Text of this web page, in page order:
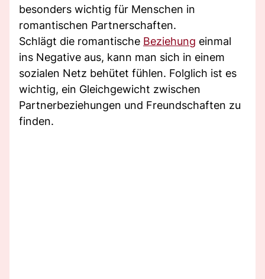
besonders wichtig für Menschen in
romantischen Partnerschaften.
Schlägt die romantische Beziehung einmal
ins Negative aus, kann man sich in einem
sozialen Netz behütet fühlen. Folglich ist es
wichtig, ein Gleichgewicht zwischen
Partnerbeziehungen und Freundschaften zu
finden.